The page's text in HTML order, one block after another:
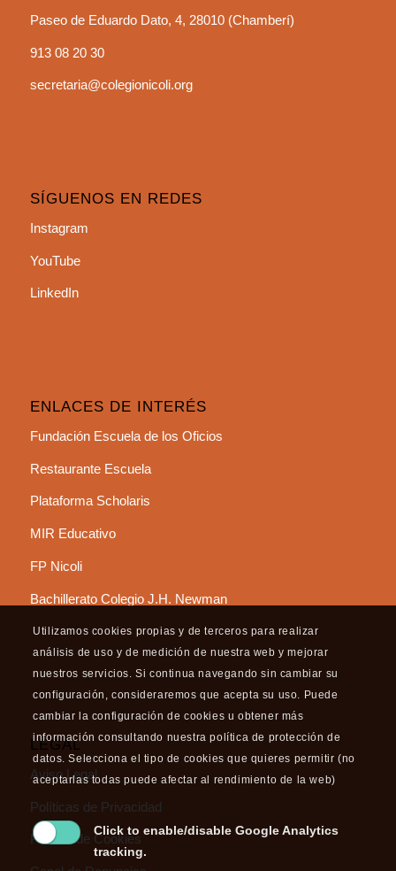
Paseo de Eduardo Dato, 4, 28010 (Chamberí)
913 08 20 30
secretaria@colegionicoli.org
SÍGUENOS EN REDES
Instagram
YouTube
LinkedIn
ENLACES DE INTERÉS
Fundación Escuela de los Oficios
Restaurante Escuela
Plataforma Scholaris
MIR Educativo
FP Nicoli
Bachillerato Colegio J.H. Newman
LEGAL
Aviso Legal
Políticas de Privacidad
Política de Cookies
Utilizamos cookies propias y de terceros para realizar
análisis de uso y de medición de nuestra web y mejorar
nuestros servicios. Si continua navegando sin cambiar su
configuración, consideraremos que acepta su uso. Puede
cambiar la configuración de cookies u obtener más
información consultando nuestra política de protección de
datos. Selecciona el tipo de cookies que quieres permitir (no
aceptarlas todas puede afectar al rendimiento de la web)
Click to enable/disable Google Analytics
tracking.